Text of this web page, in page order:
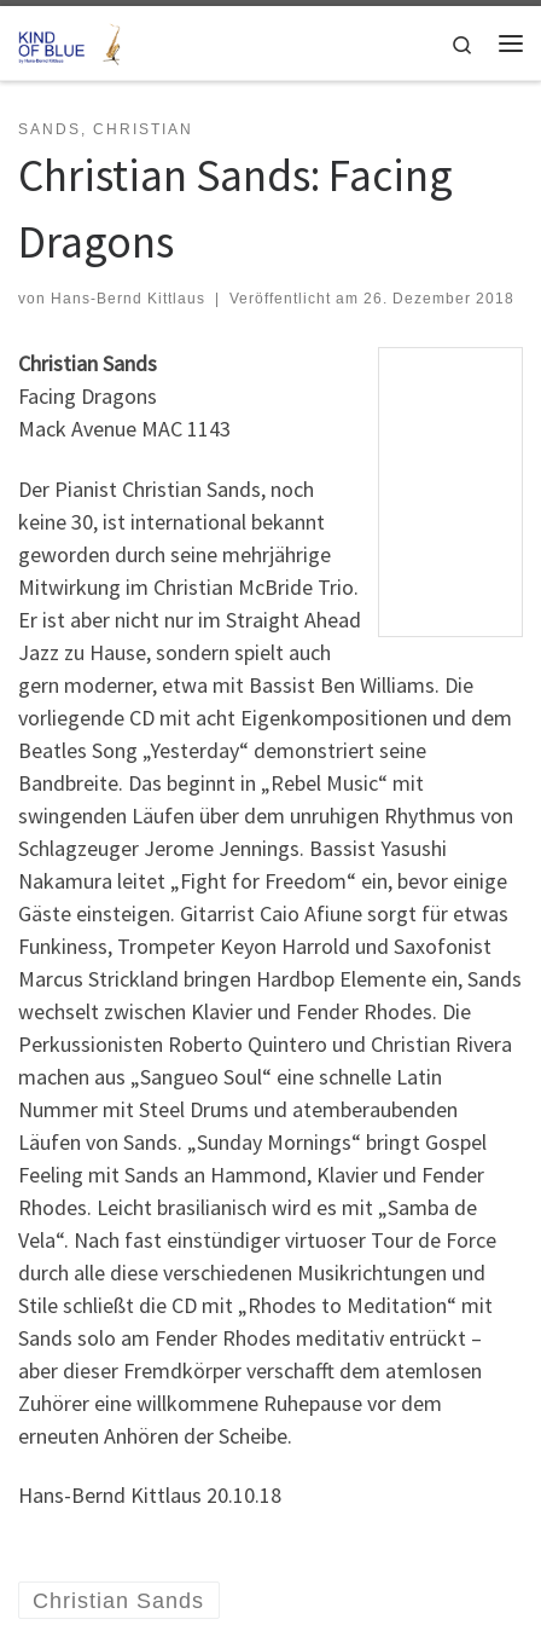
Zum Inhalt springen
Search
SANDS, CHRISTIAN
Christian Sands: Facing
Dragons
von Hans-Bernd Kittlaus Veröffentlicht am 26. Dezember 2018
Christian Sands
Facing Dragons
Mack Avenue MAC 1143
Der Pianist Christian Sands, noch
keine 30, ist international bekannt
geworden durch seine mehrjährige
Mitwirkung im Christian McBride Trio.
Er ist aber nicht nur im Straight Ahead
Jazz zu Hause, sondern spielt auch
gern moderner, etwa mit Bassist Ben Williams. Die
vorliegende CD mit acht Eigenkompositionen und dem
Beatles Song „Yesterday“ demonstriert seine
Bandbreite. Das beginnt in „Rebel Music“ mit
swingenden Läufen über dem unruhigen Rhythmus von
Schlagzeuger Jerome Jennings. Bassist Yasushi
Nakamura leitet „Fight for Freedom“ ein, bevor einige
Gäste einsteigen. Gitarrist Caio Afiune sorgt für etwas
Funkiness, Trompeter Keyon Harrold und Saxofonist
Marcus Strickland bringen Hardbop Elemente ein, Sands
wechselt zwischen Klavier und Fender Rhodes. Die
Perkussionisten Roberto Quintero und Christian Rivera
machen aus „Sangueo Soul“ eine schnelle Latin
Nummer mit Steel Drums und atemberaubenden
Läufen von Sands. „Sunday Mornings“ bringt Gospel
Feeling mit Sands an Hammond, Klavier und Fender
Rhodes. Leicht brasilianisch wird es mit „Samba de
Vela“. Nach fast einstündiger virtuoser Tour de Force
durch alle diese verschiedenen Musikrichtungen und
Stile schließt die CD mit „Rhodes to Meditation“ mit
Sands solo am Fender Rhodes meditativ entrückt –
aber dieser Fremdkörper verschafft dem atemlosen
Zuhörer eine willkommene Ruhepause vor dem
erneuten Anhören der Scheibe.
Hans-Bernd Kittlaus 20.10.18
Christian Sands